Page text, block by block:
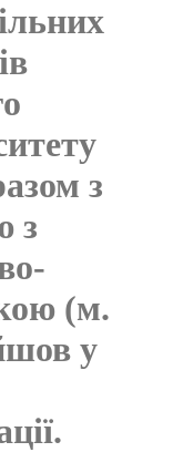
з
з
(м.
у